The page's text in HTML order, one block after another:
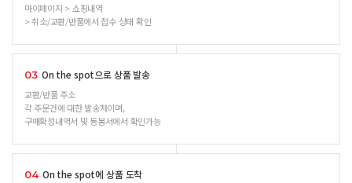
마이페이지 > 쇼핑내역
> 취소/교환/반품에서 접수 상태 확인
03 On the spot으로 상품 발송
교환/반품 주소
각 주문건에 대한 발송처이며,
구매확정내역서 및 동봉서에서 확인가능
04 On the spot에 상품 도착